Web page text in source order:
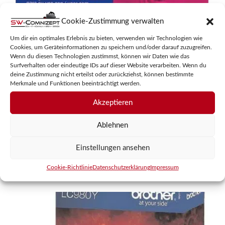
Cookie-Zustimmung verwalten
Um dir ein optimales Erlebnis zu bieten, verwenden wir Technologien wie
Cookies, um Geräteinformationen zu speichern und/oder darauf zuzugreifen.
Wenn du diesen Technologien zustimmst, können wir Daten wie das
Surfverhalten oder eindeutige IDs auf dieser Website verarbeiten. Wenn du
deine Zustimmung nicht erteilst oder zurückziehst, können bestimmte
Merkmale und Funktionen beeinträchtigt werden.
Akzeptieren
Ablehnen
Einstellungen ansehen
Cookie-RichtlinieDatenschutzerklärungImpressum
BROTHER LC 1000 M
0
v
5
14,95 €